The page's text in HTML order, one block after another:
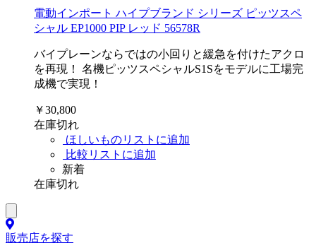
電動インポート ハイプブランド シリーズ ピッツスペ
シャル EP1000 PIP レッド 56578R
バイプレーンならではの小回りと緩急を付けたアクロ
を再現！ 名機ピッツスペシャルS1Sをモデルに工場完
成機で実現！
￥30,800
在庫切れ
ほしいものリストに追加
比較リストに追加
新着
在庫切れ
販売店を探す